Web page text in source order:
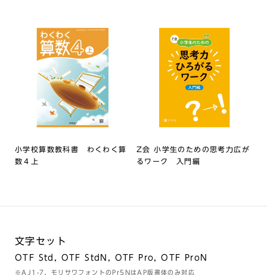
小学校算数教科書 わくわく算
数４上
Z会 小学生のための思考力広が
るワーク 入門編
文字セット
OTF Std, OTF StdN, OTF Pro, OTF ProN
※AJ1-7、モリサワフォントのPr5NはAP版書体のみ対応